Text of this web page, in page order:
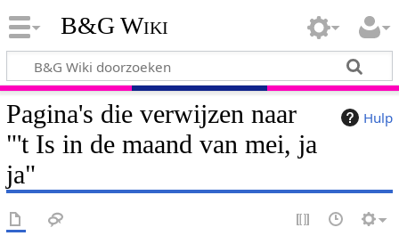
B&G Wiki
Hulp
Pagina's die verwijzen naar
"'t Is in de maand van mei, ja
ja"